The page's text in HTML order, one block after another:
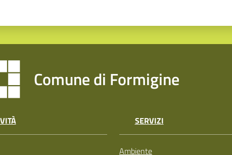
Comune di Formigine
SERVIZI
Ambiente